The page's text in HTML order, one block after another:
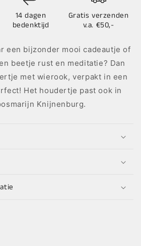
14 dagen
bedenktijd
Gratis verzenden
v.a. €50,-
een bijzonder mooi cadeautje of
beetje rust en meditatie? Dan
met wierook, verpakt in een
Het houdertje past ook in
Knijnenburg.